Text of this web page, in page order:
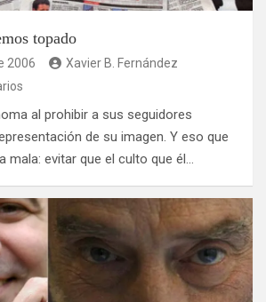
topado
2006
Xavier B. Fernández
al prohibir a sus seguidores
de su imagen. Y eso que
mala: evitar que el culto que él…